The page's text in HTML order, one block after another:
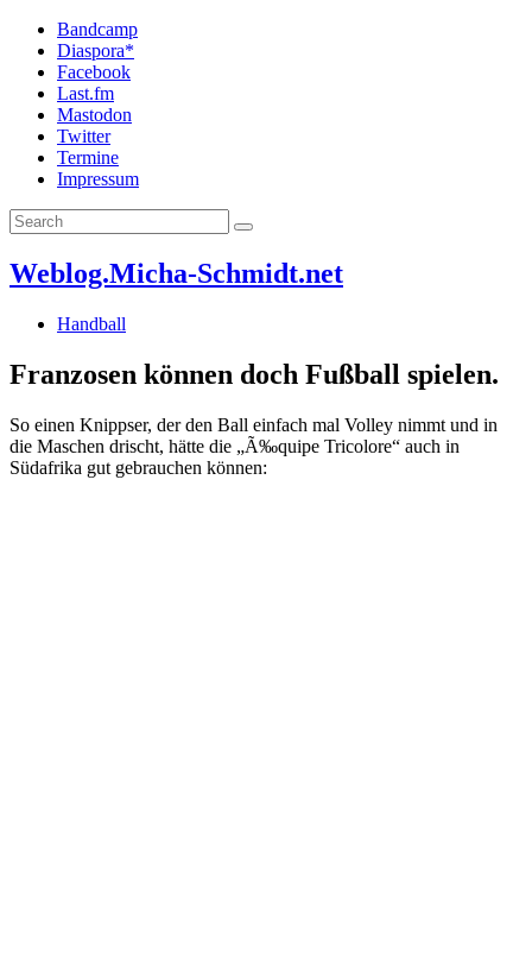
Bandcamp
Diaspora*
Facebook
Last.fm
Mastodon
Twitter
Termine
Impressum
Weblog.Micha-Schmidt.net
Handball
Franzosen können doch Fußball spielen.
So einen Knippser, der den Ball einfach mal Volley nimmt und in
die Maschen drischt, hätte die „Ã‰quipe Tricolore“ auch in
Südafrika gut gebrauchen können: